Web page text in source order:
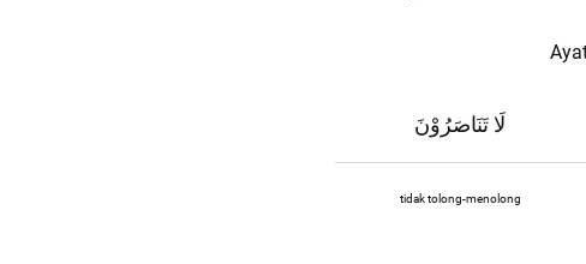
لَا تَنَاصَرُوْنَ
tidak tolong-menolong